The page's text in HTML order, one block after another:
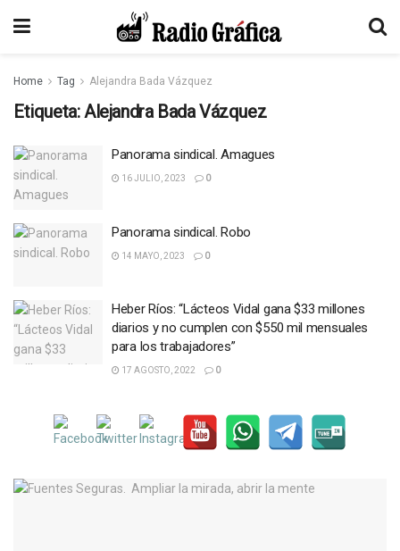
Home Tag Alejandra Bada Vázquez
Etiqueta:Alejandra Bada Vázquez
Panorama sindical. Amagues
16 JULIO, 2023 0
Panorama sindical. Robo
14 MAYO, 2023 0
Heber Ríos: “Lácteos Vidal gana $33 millones
diarios y no cumplen con $550 mil mensuales
para los trabajadores”
17 AGOSTO, 2022 0